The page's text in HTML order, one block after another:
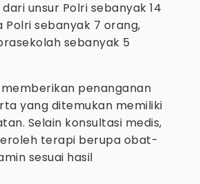
unsur Polri sebanyak 14
Polri sebanyak 7 orang,
sebanyak 5
memberikan penanganan
yang ditemukan memiliki
Selain konsultasi medis,
terapi berupa obat-
sesuai hasil